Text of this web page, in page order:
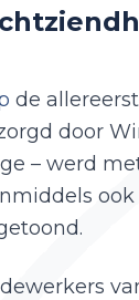
de
door
– werd